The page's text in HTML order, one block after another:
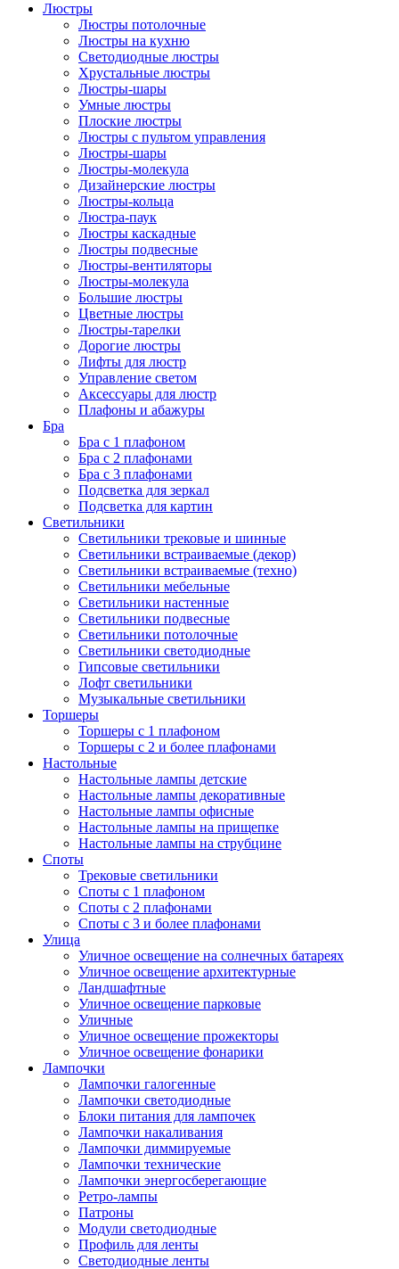
Люстры
Люстры потолочные
Люстры на кухню
Светодиодные люстры
Хрустальные люстры
Люстры-шары
Умные люстры
Плоские люстры
Люстры с пультом управления
Люстры-шары
Люстры-молекула
Дизайнерские люстры
Люстры-кольца
Люстра-паук
Люстры каскадные
Люстры подвесные
Люстры-вентиляторы
Люстры-молекула
Большие люстры
Цветные люстры
Люстры-тарелки
Дорогие люстры
Лифты для люстр
Управление светом
Аксессуары для люстр
Плафоны и абажуры
Бра
Бра с 1 плафоном
Бра с 2 плафонами
Бра с 3 плафонами
Подсветка для зеркал
Подсветка для картин
Светильники
Светильники трековые и шинные
Светильники встраиваемые (декор)
Светильники встраиваемые (техно)
Светильники мебельные
Светильники настенные
Светильники подвесные
Светильники потолочные
Светильники светодиодные
Гипсовые светильники
Лофт светильники
Музыкальные светильники
Торшеры
Торшеры с 1 плафоном
Торшеры с 2 и более плафонами
Настольные
Настольные лампы детские
Настольные лампы декоративные
Настольные лампы офисные
Настольные лампы на прищепке
Настольные лампы на струбцине
Споты
Трековые светильники
Споты с 1 плафоном
Споты с 2 плафонами
Споты с 3 и более плафонами
Улица
Уличное освещение на солнечных батареях
Уличное освещение архитектурные
Ландшафтные
Уличное освещение парковые
Уличные
Уличное освещение прожекторы
Уличное освещение фонарики
Лампочки
Лампочки галогенные
Лампочки светодиодные
Блоки питания для лампочек
Лампочки накаливания
Лампочки диммируемые
Лампочки технические
Лампочки энергосберегающие
Ретро-лампы
Патроны
Модули светодиодные
Профиль для ленты
Светодиодные ленты